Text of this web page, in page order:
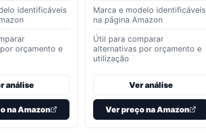
identificáveis
orçamento e
análise
na Amazon
Marca e modelo identificáveis
na página Amazon
Útil para comparar
alternativas por orçamento e
utilização
Ver análise
Ver preço na Amazon